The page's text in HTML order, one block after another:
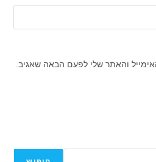
והאתר שלי לפעם הבאה שאגיב.